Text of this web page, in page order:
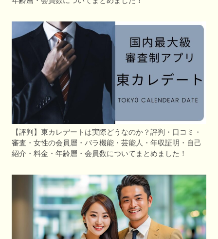
【評判】東カレデートは実際どうなのか？評判・口コミ・
審査・女性の会員層・バラ機能・芸能人・年収証明・自己
紹介・料金・年齢層・会員数についてまとめました！